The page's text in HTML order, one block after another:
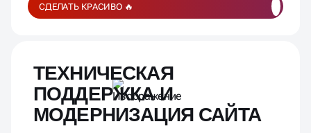
СДЕЛАТЬ КРАСИВО 🔥
ТЕХНИЧЕСКАЯ
ПОДДЕРЖКА И
МОДЕРНИЗАЦИЯ САЙТА